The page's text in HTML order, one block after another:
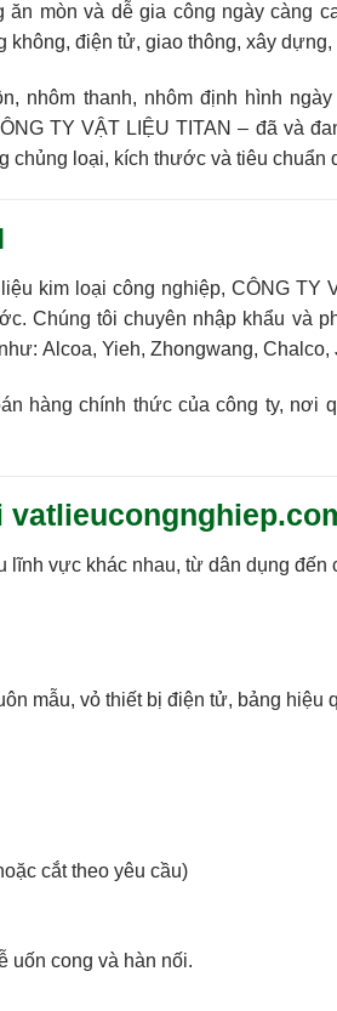
ăn mòn và dễ gia công ngày càng
điện tử, giao thông, xây
nhôm thanh, nhôm định hình
TY VẬT LIỆU TITAN – đã và
chủng loại, kích thước và tiêu chuẩn
kim loại công nghiệp,CÔNG TY
Chúng tôi chuyên nhập khẩu và
Alcoa, Yieh, Zhongwang,
hàng chính thức của công ty, nơi
vực khác nhau, từ dân dụng đến
mẫu, vỏ thiết bị điện tử, bảng hiệu
cắt theo yêu cầu)
uốn cong và hàn nối.